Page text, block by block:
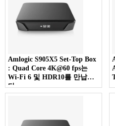
Amlogic S905X5 Set-Top Box
: Quad Core 4K@60 fps는
Wi-Fi 6 및 HDR10를 만납니
다.